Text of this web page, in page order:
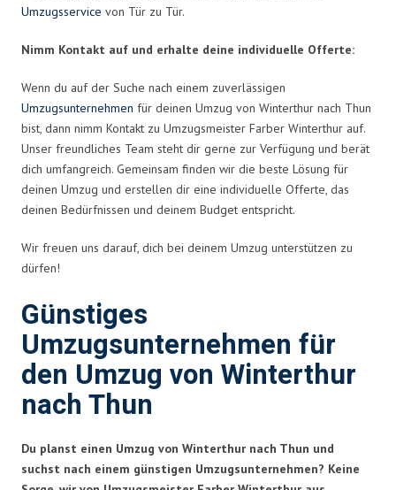
Umzugsservice von Tür zu Tür.
Nimm Kontakt auf und erhalte deine individuelle Offerte:
Wenn du auf der Suche nach einem zuverlässigen
Umzugsunternehmen für deinen Umzug von Winterthur nach Thun
bist, dann nimm Kontakt zu Umzugsmeister Farber Winterthur auf.
Unser freundliches Team steht dir gerne zur Verfügung und berät
dich umfangreich. Gemeinsam finden wir die beste Lösung für
deinen Umzug und erstellen dir eine individuelle Offerte, das
deinen Bedürfnissen und deinem Budget entspricht.
Wir freuen uns darauf, dich bei deinem Umzug unterstützen zu
dürfen!
Günstiges
Umzugsunternehmen für
den Umzug von Winterthur
nach Thun
Du planst einen Umzug von Winterthur nach Thun und
suchst nach einem günstigen Umzugsunternehmen? Keine